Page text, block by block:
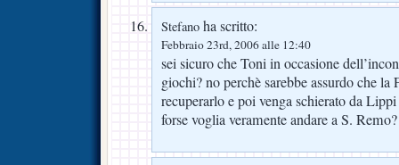
Stefano ha scritto:
Febbraio 23rd, 2006 alle 12:40
sei sicuro che Toni in occasione
giochi? no perchè sarebbe assurdo che
recuperarlo e poi venga schierato da
forse voglia veramente andare a S. Remo?